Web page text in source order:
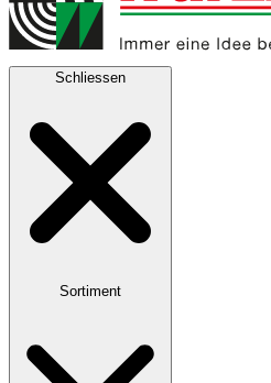
Schliessen
Sortiment